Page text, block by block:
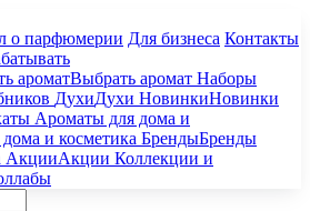
о парфюмерии Для бизнеса Контакты
ароматВыбрать аромат Наборы
ДухиДухи НовинкиНовинки
Ароматы для дома и
и косметика БрендыБренды
АкцииАкции Коллекции и